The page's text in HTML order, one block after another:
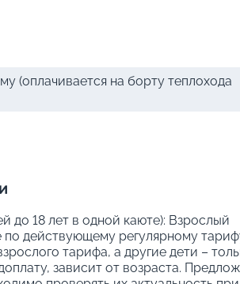
(оплачивается на борту теплохода
до 18 лет в одной каюте): Взрослый
действующему регулярному
тарифа, а другие дети –
зависит от возраста.